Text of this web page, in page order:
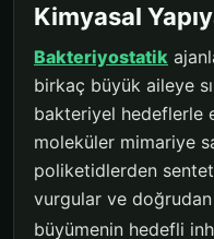
Kimyasal
Bakteriyostatik
birkaç büyük aileye
bakteriyel hedeflerle
moleküler mimariye
poliketidlerden
vurgular ve
büyümenin hedefli